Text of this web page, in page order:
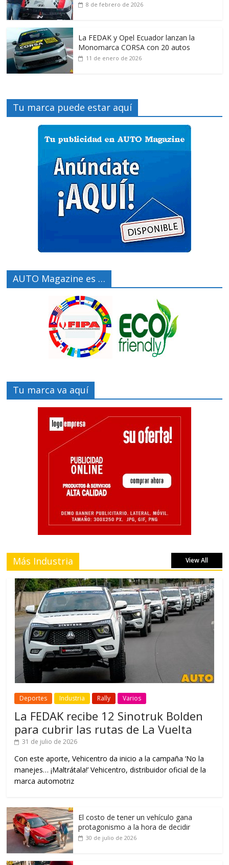
8 de febrero de 2026
La FEDAK y Opel Ecuador lanzan la
Monomarca CORSA con 20 autos
11 de enero de 2026
Tu marca puede estar aquí
AUTO Magazine es …
Tu marca va aquí
Más Industria View All
Deportes Industria Rally Varios
La FEDAK recibe 12 Sinotruk Bolden
para cubrir las rutas de La Vuelta
31 de julio de 2026
Con este aporte, Vehicentro da inicio a la campaña ‘No la
manejes… ¡Maltrátala!’ Vehicentro, distribuidor oficial de la
marca automotriz
El costo de tener un vehículo gana
protagonismo a la hora de decidir
30 de julio de 2026